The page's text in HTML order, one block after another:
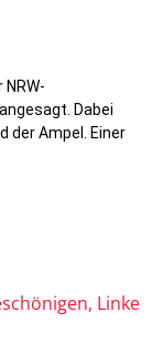
Dabei
der Ampel. Einer
Linke